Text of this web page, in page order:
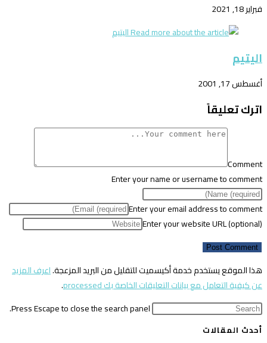
فبراير 18, 2021
اليتيم
أغسطس 17, 2001
اترك تعليقاً
Comment
Enter your name or username to comment
Enter your email address to comment
Enter your website URL (optional)
هذا الموقع يستخدم خدمة أكيسميت للتقليل من البريد المزعجة.اعرف المزيد
عن كيفية التعامل مع بيانات التعليقات الخاصة بك processed
.
Press Escape to close the search panel.
أحدث المقالات